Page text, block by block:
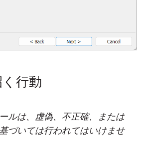
行動
ルは、虚偽、不正確、または
づいては行われてはいけませ